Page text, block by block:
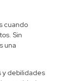
cuando
Sin
una
y debilidades